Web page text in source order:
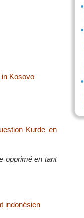
in Kosovo
Kurde en
opprimé en tant
indonésien